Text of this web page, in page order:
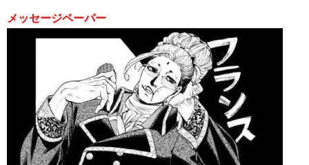
メッセージペーパー